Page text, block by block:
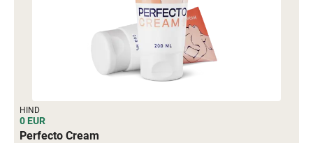
HIND
0 EUR
Perfecto Cream